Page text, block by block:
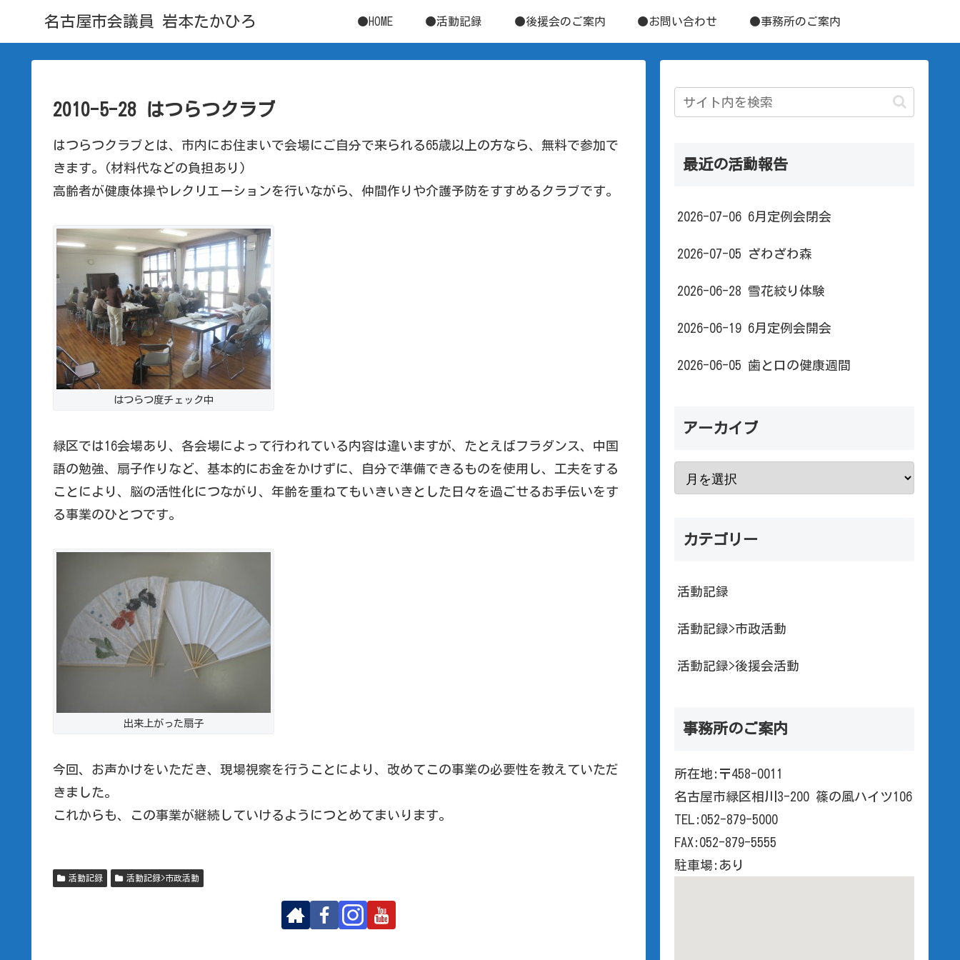
名古屋市会議員 岩本たかひろ ●HOME ●活動記録 ●後援会のご案内 ●お問い合わせ ●事務所のご案内
2010-5-28 はつらつクラブ
はつらつクラブとは、市内にお住まいで会場にご自分で来られる65歳以上の方なら、無料で参加で
きます。(材料代などの負担あり)
高齢者が健康体操やレクリエーションを行いながら、仲間作りや介護予防をすすめるクラブです。
はつらつ度チェック中
緑区では16会場あり、各会場によって行われている内容は違いますが、たとえばフラダンス、中国
語の勉強、扇子作りなど、基本的にお金をかけずに、自分で準備できるものを使用し、工夫をする
ことにより、脳の活性化につながり、年齢を重ねてもいきいきとした日々を過ごせるお手伝いをす
る事業のひとつです。
出来上がった扇子
今回、お声かけをいただき、現場視察を行うことにより、改めてこの事業の必要性を教えていただ
きました。
これからも、この事業が継続していけるようにつとめてまいります。
活動記録 活動記録>市政活動
最近の活動報告
2026-07-06 6月定例会閉会
2026-07-05 ざわざわ森
2026-06-28 雪花絞り体験
2026-06-19 6月定例会開会
2026-06-05 歯と口の健康週間
アーカイブ
カテゴリー
活動記録
活動記録>市政活動
活動記録>後援会活動
事務所のご案内
所在地:〒458-0011
名古屋市緑区相川3-200 篠の風ハイツ106
TEL:052-879-5000
FAX:052-879-5555
駐車場:あり